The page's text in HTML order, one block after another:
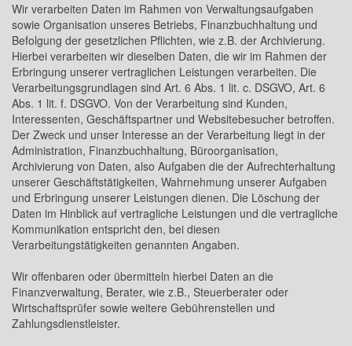
Wir verarbeiten Daten im Rahmen von Verwaltungsaufgaben
sowie Organisation unseres Betriebs, Finanzbuchhaltung und
Befolgung der gesetzlichen Pflichten, wie z.B. der Archivierung.
Hierbei verarbeiten wir dieselben Daten, die wir im Rahmen der
Erbringung unserer vertraglichen Leistungen verarbeiten. Die
Verarbeitungsgrundlagen sind Art. 6 Abs. 1 lit. c. DSGVO, Art. 6
Abs. 1 lit. f. DSGVO. Von der Verarbeitung sind Kunden,
Interessenten, Geschäftspartner und Websitebesucher betroffen.
Der Zweck und unser Interesse an der Verarbeitung liegt in der
Administration, Finanzbuchhaltung, Büroorganisation,
Archivierung von Daten, also Aufgaben die der Aufrechterhaltung
unserer Geschäftstätigkeiten, Wahrnehmung unserer Aufgaben
und Erbringung unserer Leistungen dienen. Die Löschung der
Daten im Hinblick auf vertragliche Leistungen und die vertragliche
Kommunikation entspricht den, bei diesen
Verarbeitungstätigkeiten genannten Angaben.
Wir offenbaren oder übermitteln hierbei Daten an die
Finanzverwaltung, Berater, wie z.B., Steuerberater oder
Wirtschaftsprüfer sowie weitere Gebührenstellen und
Zahlungsdienstleister.